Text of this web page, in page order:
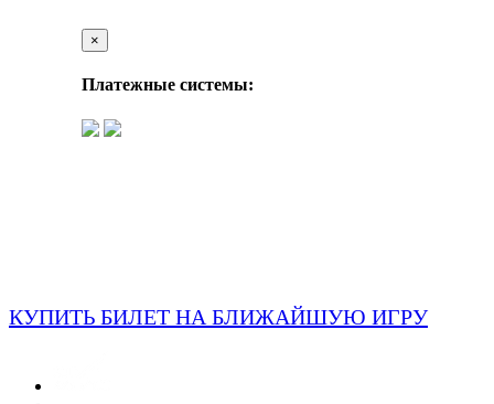
×
Платежные системы:
КУПИТЬ БИЛЕТ НА БЛИЖАЙШУЮ ИГРУ